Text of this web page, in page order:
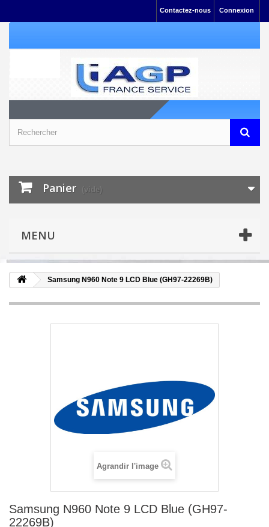
Connexion
Contactez-nous
Panier (vide)
MENU
Samsung N960 Note 9 LCD Blue (GH97-22269B)
Agrandir l'image
Samsung N960 Note 9 LCD Blue (GH97-
22269B)